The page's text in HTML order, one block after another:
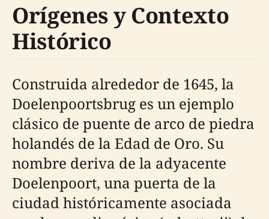
Orígenes y Contexto
Histórico
Construida alrededor de 1645, la
Doelenpoortsbrug es un ejemplo
clásico de puente de arco de piedra
holandés de la Edad de Oro. Su
nombre deriva de la adyacente
Doelenpoort, una puerta de la
ciudad históricamente asociada